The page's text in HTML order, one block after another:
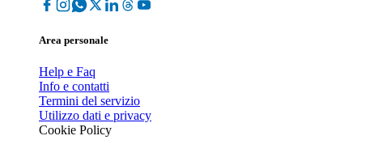
Area personale
Help e Faq
Info e contatti
Termini del servizio
Utilizzo dati e privacy
Cookie Policy